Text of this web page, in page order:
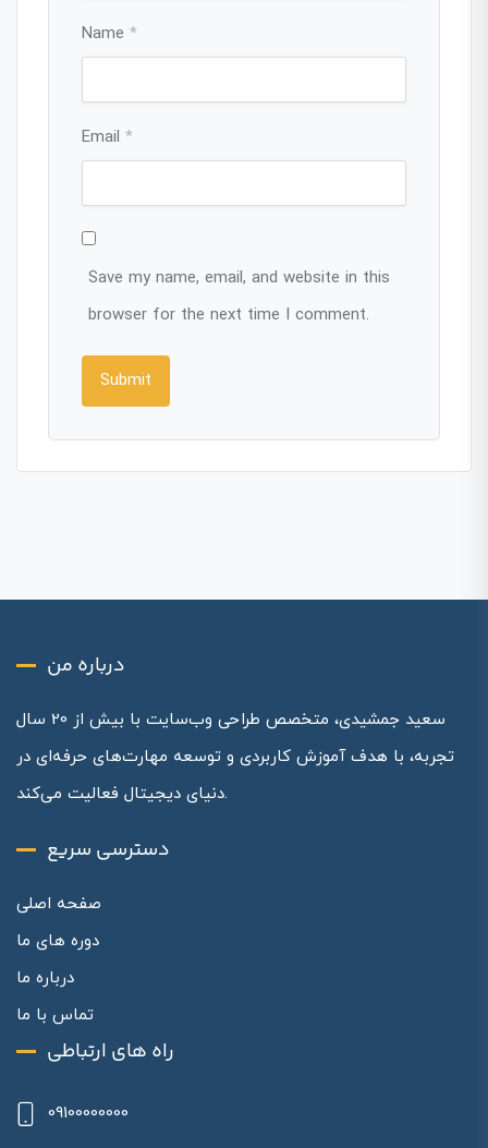
Name *
Email *
Save my name, email, and website in this
browser for the next time I comment.
درباره من
سعید جمشیدی، متخصص طراحی وب‌سایت با بیش از 20 سال
تجربه، با هدف آموزش کاربردی و توسعه مهارت‌های حرفه‌ای در
دنیای دیجیتال فعالیت می‌کند.
دسترسی سریع
صفحه اصلی
دوره های ما
درباره ما
تماس با ما
راه های ارتباطی
09100000000